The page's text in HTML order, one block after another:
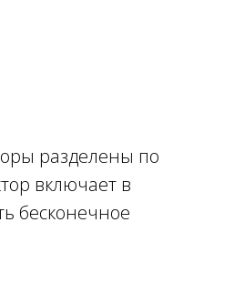
разделены по
включает в
бесконечное